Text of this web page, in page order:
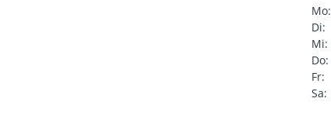
Mo:
Di:
Mi:
Do:
Fr:
Sa: